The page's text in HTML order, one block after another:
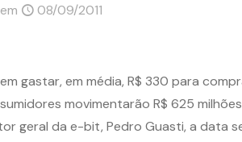
em 08/09/2011
gastar, em média, R$ 330 para
movimentarão R$ 625
geral da e-bit, Pedro Guasti, a data